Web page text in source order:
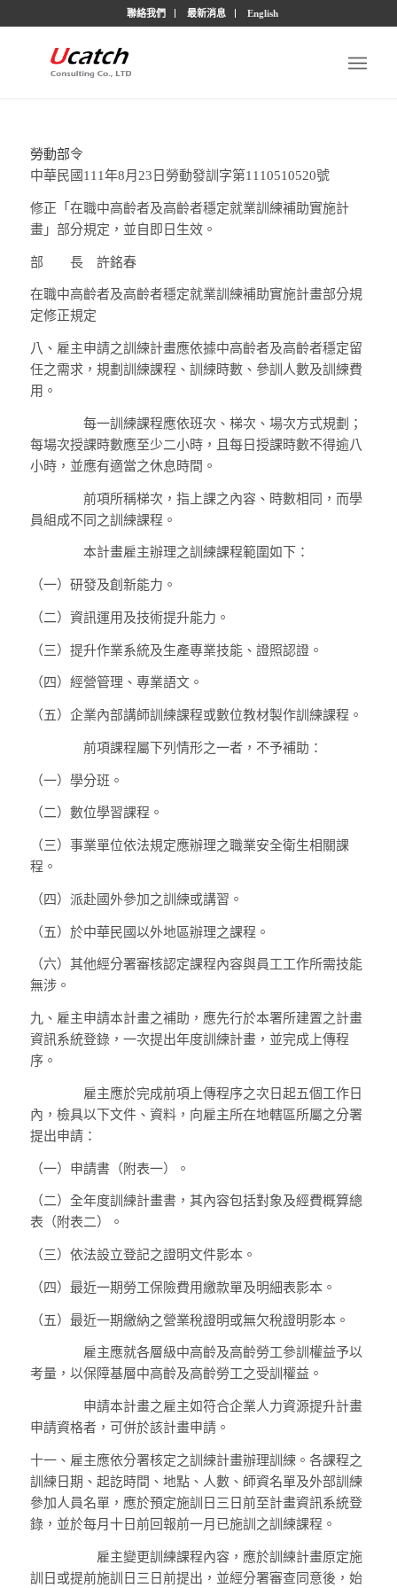
聯絡我們 最新消息 English
勞動部令
中華民國111年8月23日勞動發訓字第1110510520號
修正「在職中高齡者及高齡者穩定就業訓練補助實施計
畫」部分規定，並自即日生效。
部 長許銘春
在職中高齡者及高齡者穩定就業訓練補助實施計畫部分規
定修正規定
八、 雇主申請之訓練計畫應依據中高齡者及高齡者穩定留
任之需求，規劃訓練課程、訓練時數、參訓人數及訓練費
用。
每一訓練課程應依班次、梯次、場次方式規劃；
每場次授課時數應至少二小時，且每日授課時數不得逾八
小時，並應有適當之休息時間。
前項所稱梯次，指上課之內容、時數相同，而學
員組成不同之訓練課程。
本計畫雇主辦理之訓練課程範圍如下：
（一） 研發及創新能力。
（二） 資訊運用及技術提升能力。
（三） 提升作業系統及生產專業技能、證照認證。
（四） 經營管理、專業語文。
（五） 企業內部講師訓練課程或數位教材製作訓練課程。
前項課程屬下列情形之一者，不予補助：
（一） 學分班。
（二） 數位學習課程。
（三） 事業單位依法規定應辦理之職業安全衛生相關課
程。
（四） 派赴國外參加之訓練或講習。
（五） 於中華民國以外地區辦理之課程。
（六） 其他經分署審核認定課程內容與員工工作所需技能
無涉。
九、 雇主申請本計畫之補助，應先行於本署所建置之計畫
資訊系統登錄，一次提出年度訓練計畫，並完成上傳程
序。
雇主應於完成前項上傳程序之次日起五個工作日
內，檢具以下文件、資料，向雇主所在地轄區所屬之分署
提出申請：
（一） 申請書（附表一）。
（二） 全年度訓練計畫書，其內容包括對象及經費概算總
表（附表二）。
（三） 依法設立登記之證明文件影本。
（四） 最近一期勞工保險費用繳款單及明細表影本。
（五） 最近一期繳納之營業稅證明或無欠稅證明影本。
雇主應就各層級中高齡及高齡勞工參訓權益予以
考量，以保障基層中高齡及高齡勞工之受訓權益。
申請本計畫之雇主如符合企業人力資源提升計畫
申請資格者，可併於該計畫申請。
十一、 雇主應依分署核定之訓練計畫辦理訓練。各課程之
訓練日期、起訖時間、地點、人數、師資名單及外部訓練
參加人員名單，應於預定施訓日三日前至計畫資訊系統登
錄，並於每月十日前回報前一月已施訓之訓練課程。
雇主變更訓練課程內容，應於訓練計畫原定施
訓日或提前施訓日三日前提出，並經分署審查同意後，始